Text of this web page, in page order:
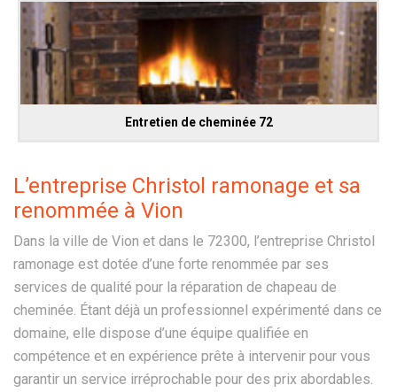
Entretien de cheminée 72
L’entreprise Christol ramonage et sa
renommée à Vion
Dans la ville de Vion et dans le 72300, l’entreprise Christol
ramonage est dotée d’une forte renommée par ses
services de qualité pour la réparation de chapeau de
cheminée. Étant déjà un professionnel expérimenté dans ce
domaine, elle dispose d’une équipe qualifiée en
compétence et en expérience prête à intervenir pour vous
garantir un service irréprochable pour des prix abordables.